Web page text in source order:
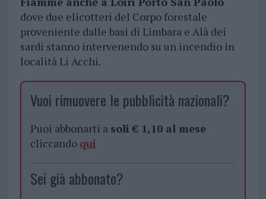
dove due elicotteri del Corpo forestale
proveniente dalle basi di Limbara e Alà dei
sardi stanno intervenendo su un incendio in
località Li Acchi.
Vuoi rimuovere le pubblicità nazionali?
Puoi abbonarti a soli € 1,10 al mese
cliccando qui
Sei già abbonato?